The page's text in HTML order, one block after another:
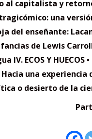
al capitalista y
una
del enseñante:
de Lewis
IV. ECOS Y HUECOS
Hacia una experiencia
o desierto de la